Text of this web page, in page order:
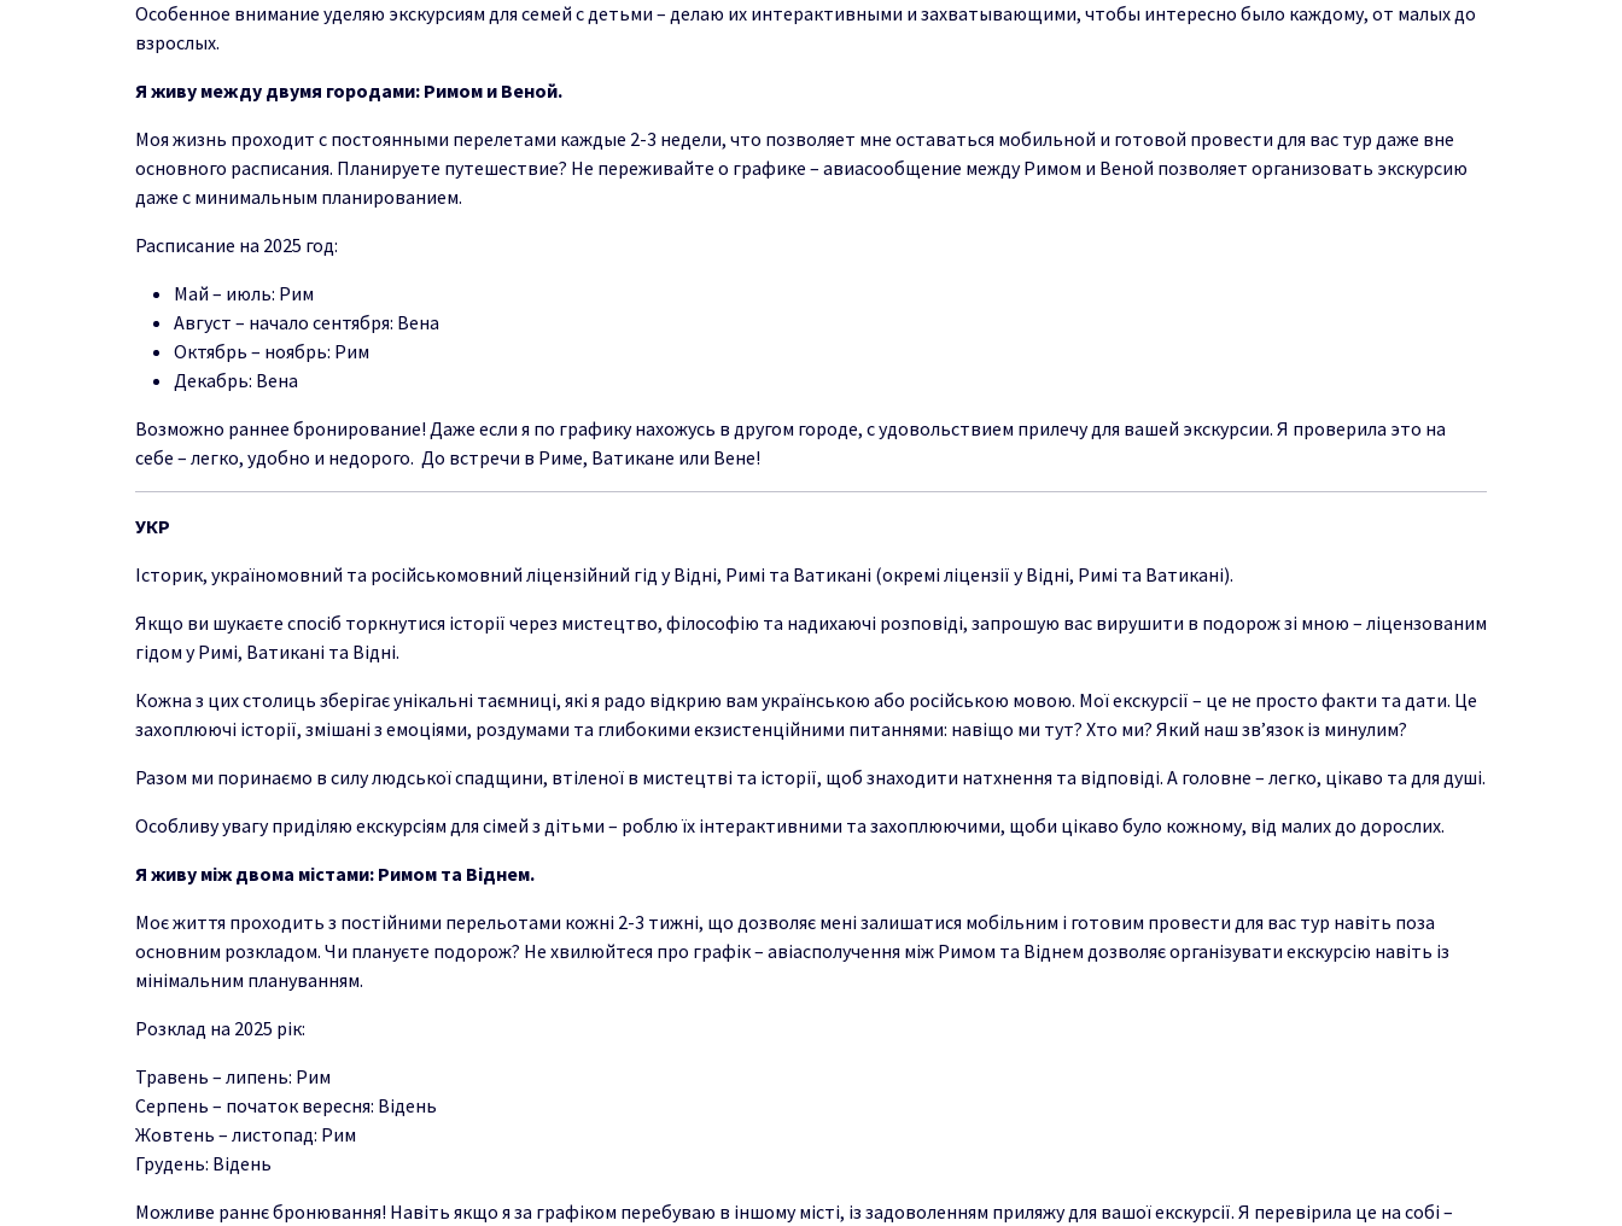
Особенное внимание уделяю экскурсиям для семей с детьми – делаю их интерактивными и захватывающими, чтобы интересно было каждому, от малых до
взрослых.
Я живу между двумя городами: Римом и Веной.
Моя жизнь проходит с постоянными перелетами каждые 2-3 недели, что позволяет мне оставаться мобильной и готовой провести для вас тур даже вне
основного расписания. Планируете путешествие? Не переживайте о графике – авиасообщение между Римом и Веной позволяет организовать экскурсию
даже с минимальным планированием.
Расписание на 2025 год:
Май – июль: Рим
Август – начало сентября: Вена
Октябрь – ноябрь: Рим
Декабрь: Вена
Возможно раннее бронирование! Даже если я по графику нахожусь в другом городе, судовольствием прилечудля вашей экскурсии. Я проверила это на
себе – легко, удобно и недорого. До встречи в Риме, Ватикане или Вене!
УКР
Історик, україномовний та російськомовний ліцензійний гід у Відні, Римі та Ватикані (окремі ліцензії у Відні, Римі та Ватикані).
Якщо ви шукаєте спосіб торкнутися історії через мистецтво, філософію та надихаючі розповіді, запрошую вас вирушити в подорож зі мною – ліцензованим
гідом у Римі, Ватикані та Відні.
Кожна з цих столиць зберігає унікальні таємниці, які я радо відкрию вам українською або російською мовою. Мої екскурсії – це не просто факти та дати. Це
захоплюючі історії, змішані з емоціями, роздумами та глибокими екзистенційними питаннями: навіщо ми тут? Хто ми? Який наш зв’язок із минулим?
Разом ми поринаємо в силу людської спадщини, втіленої в мистецтві та історії, щоб знаходити натхнення та відповіді. А головне – легко, цікаво та для душі.
Особливу увагу приділяю екскурсіям для сімей з дітьми – роблю їх інтерактивними та захоплюючими, щоби цікаво було кожному, від малих до дорослих.
Я живу між двома містами: Римом та Віднем.
Моє життя проходить з постійними перельотами кожні 2-3 тижні, що дозволяє мені залишатися мобільним і готовим провести для вас тур навіть поза
основним розкладом. Чи плануєте подорож? Не хвилюйтеся про графік – авіасполучення між Римом та Віднем дозволяє організувати екскурсію навіть із
мінімальним плануванням.
Розклад на 2025 рік:
Травень – липень: Рим
Серпень – початок вересня: Відень
Жовтень – листопад: Рим
Грудень: Відень
Можливе раннє бронювання! Навіть якщо я за графіком перебуваю в іншому місті, із задоволенням приляжу для вашої екскурсії. Я перевірила це на собі –